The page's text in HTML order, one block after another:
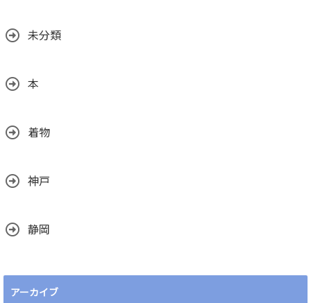
未分類
本
着物
神戸
静岡
アーカイブ